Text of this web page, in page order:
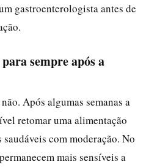
gastroenterologista antes de
sempre após a
Após algumas semanas a
retomar uma alimentação
com moderação. No
mais sensíveis a